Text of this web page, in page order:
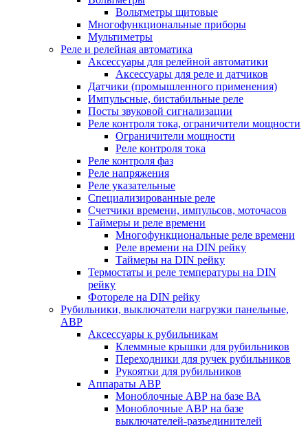
Вольтметры щитовые
Многофункциональные приборы
Мультиметры
Реле и релейная автоматика
Аксессуары для релейной автоматики
Аксессуары для реле и датчиков
Датчики (промышленного применения)
Импульсные, бистабильные реле
Посты звуковой сигнализации
Реле контроля тока, ограничители мощности
Ограничители мощности
Реле контроля тока
Реле контроля фаз
Реле напряжения
Реле указательные
Специализированные реле
Счетчики времени, импульсов, моточасов
Таймеры и реле времени
Многофункциональные реле времени
Реле времени на DIN рейку
Таймеры на DIN рейку
Термостаты и реле температуры на DIN
рейку
Фотореле на DIN рейку
Рубильники, выключатели нагрузки панельные,
АВР
Аксессуары к рубильникам
Клеммные крышки для рубильников
Переходники для ручек рубильников
Рукоятки для рубильников
Аппараты АВР
Моноблочные АВР на базе ВА
Моноблочные АВР на базе
выключателей-разъединителей